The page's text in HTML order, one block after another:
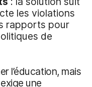
les violations
rapports pour
de
l’éducation, mais
une